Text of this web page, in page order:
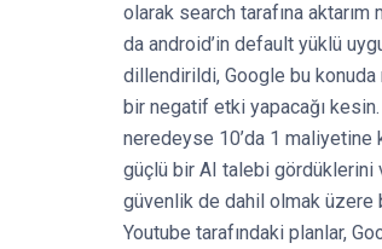
olarak search tarafına aktarım
da android’in default yüklü
dillendirildi, Google bu
bir negatif etki yapacağı
neredeyse 10’da 1 maliyetine
güçlü bir AI talebi
güvenlik de dahil olmak üzere
Youtube tarafındaki planlar,